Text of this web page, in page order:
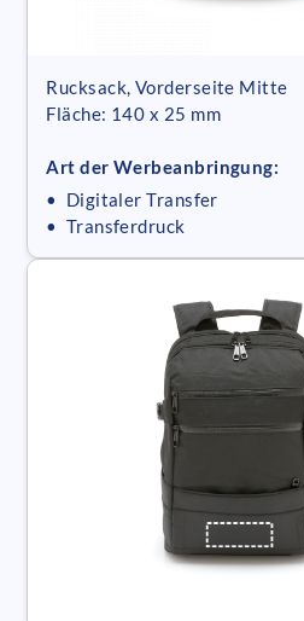
Rucksack, Vorderseite Mitte
Fläche: 140 x 25 mm
Art der Werbeanbringung:
• Digitaler Transfer
• Transferdruck